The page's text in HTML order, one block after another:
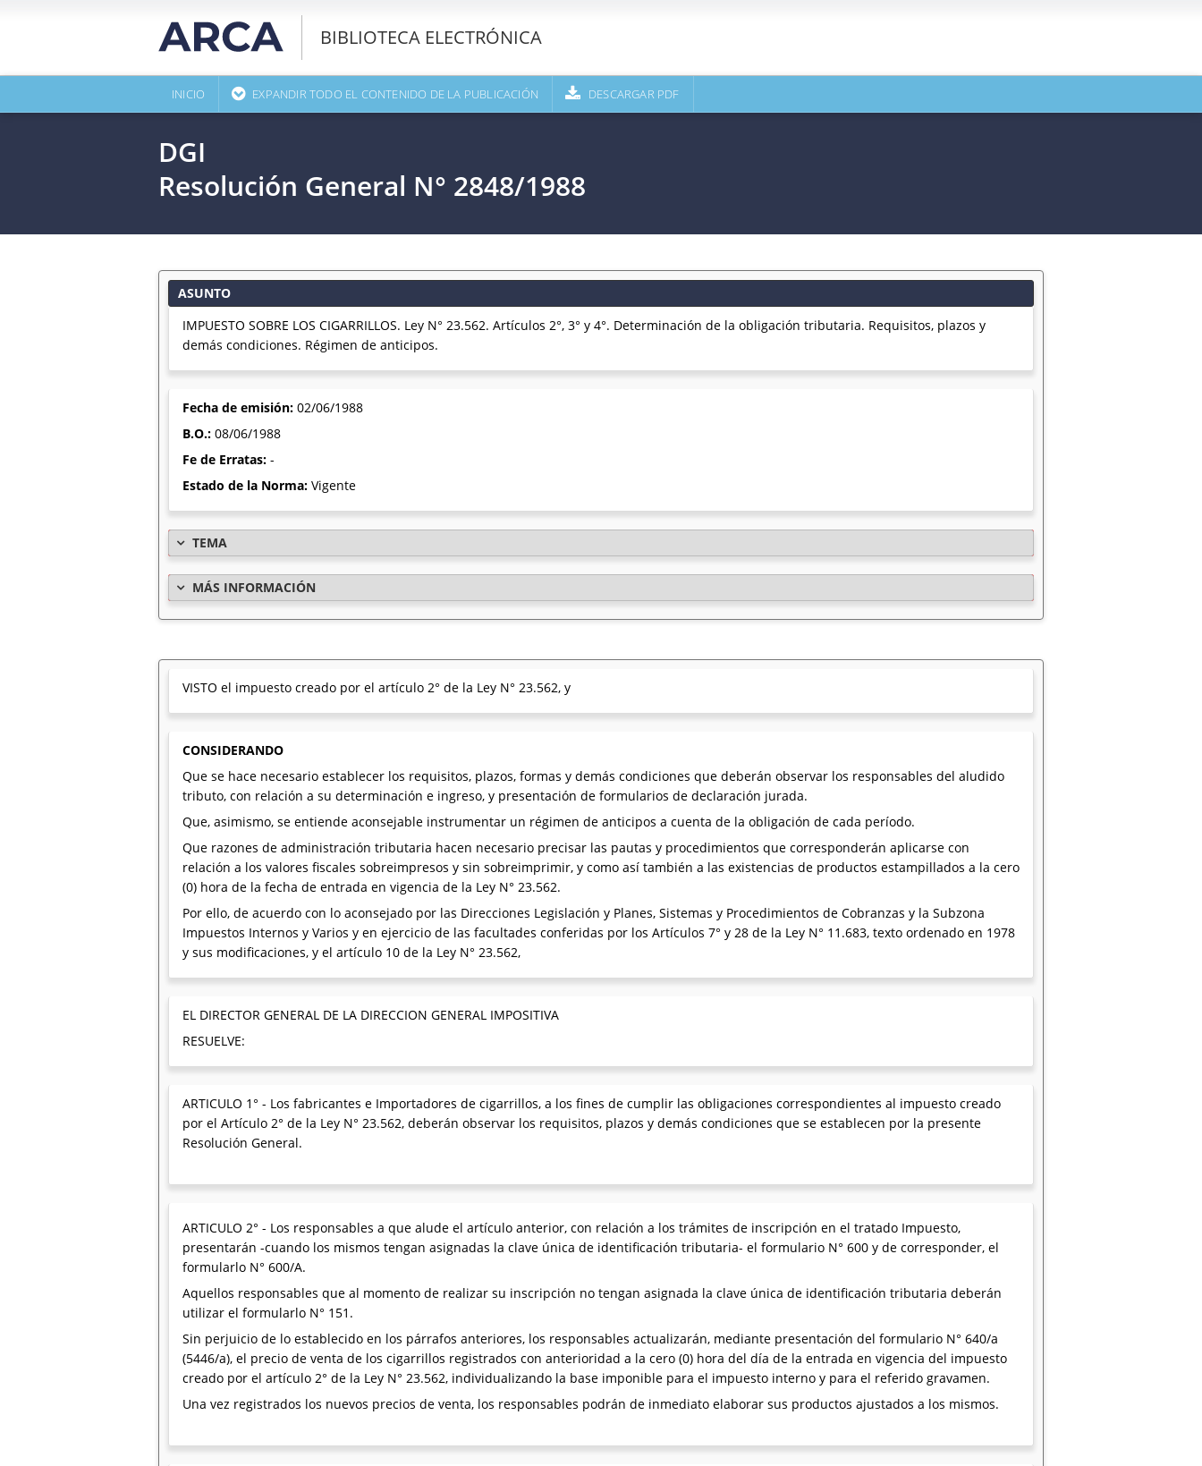
BIBLIOTECA ELECTRÓNICA
INICIO EXPANDIR TODO EL CONTENIDO DE LA PUBLICACIÓN DESCARGAR PDF
DGI
Resolución General N° 2848/1988
ASUNTO
IMPUESTO SOBRE LOS CIGARRILLOS. Ley N° 23.562. Artículos 2°, 3° y 4°. Determinación de la obligación tributaria. Requisitos, plazos y
demás condiciones. Régimen de anticipos.
Fecha de emisión: 02/06/1988
B.O.: 08/06/1988
Fe de Erratas: -
Estado de la Norma: Vigente
TEMA
MÁS INFORMACIÓN
VISTO el impuesto creado por el artículo 2° de la Ley N° 23.562, y
CONSIDERANDO
Que se hace necesario establecer los requisitos, plazos, formas y demás condiciones que deberán observar los responsables del aludido
tributo, con relación a su determinación e ingreso, y presentación de formularios de declaración jurada.
Que, asimismo, se entiende aconsejable instrumentar un régimen de anticipos a cuenta de la obligación de cada período.
Que razones de administración tributaria hacen necesario precisar las pautas y procedimientos que corresponderán aplicarse con
relación a los valores fiscales sobreimpresos y sin sobreimprimir, y como así también a las existencias de productos estampillados a la cero
(0) hora de la fecha de entrada en vigencia de la Ley N° 23.562.
Por ello, de acuerdo con lo aconsejado por las Direcciones Legislación y Planes, Sistemas y Procedimientos de Cobranzas y la Subzona
Impuestos Internos y Varios y en ejercicio de las facultades conferidas por los Artículos 7° y 28 de la Ley N° 11.683, texto ordenado en 1978
y sus modificaciones, y el artículo 10 de la Ley N° 23.562,
EL DIRECTOR GENERAL DE LA DIRECCION GENERAL IMPOSITIVA
RESUELVE:
ARTICULO 1° - Los fabricantes e Importadores de cigarrillos, a los fines de cumplir las obligaciones correspondientes al impuesto creado
por el Artículo 2° de la Ley N° 23.562, deberán observar los requisitos, plazos y demás condiciones que se establecen por la presente
Resolución General.
ARTICULO 2° - Los responsables a que alude el artículo anterior, con relación a los trámites de inscripción en el tratado Impuesto,
presentarán -cuando los mismos tengan asignadas la clave única de identificación tributaria- el formulario N° 600 y de corresponder, el
formularlo N° 600/A.
Aquellos responsables que al momento de realizar su inscripción no tengan asignada la clave única de identificación tributaria deberán
utilizar el formularlo N° 151.
Sin perjuicio de lo establecido en los párrafos anteriores, los responsables actualizarán, mediante presentación del formulario N° 640/a
(5446/a), el precio de venta de los cigarrillos registrados con anterioridad a la cero (0) hora del día de la entrada en vigencia del impuesto
creado por el artículo 2° de la Ley N° 23.562, individualizando la base imponible para el impuesto interno y para el referido gravamen.
Una vez registrados los nuevos precios de venta, los responsables podrán de inmediato elaborar sus productos ajustados a los mismos.